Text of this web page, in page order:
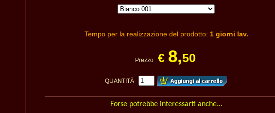
Tempo per la realizzazione del prodotto: 1 giorni lav.
Prezzo € 8,50
QUANTITÀ
Forse potrebbe interessarti anche...